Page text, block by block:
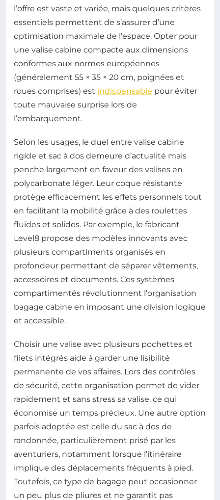
l’offre est vaste et variée, mais quelques critères
essentiels permettent de s’assurer d’une
optimisation maximale de l’espace. Opter pour
une valise cabine compacte aux dimensions
conformes aux normes européennes
(généralement 55 × 35 × 20 cm, poignées et
roues comprises) est indispensable pour éviter
toute mauvaise surprise lors de
l’embarquement.
Selon les usages, le duel entre valise cabine
rigide et sac à dos demeure d’actualité mais
penche largement en faveur des valises en
polycarbonate léger. Leur coque résistante
protège efficacement les effets personnels tout
en facilitant la mobilité grâce à des roulettes
fluides et solides. Par exemple, le fabricant
Level8 propose des modèles innovants avec
plusieurs compartiments organisés en
profondeur permettant de séparer vêtements,
accessoires et documents. Ces systèmes
compartimentés révolutionnent l’organisation
bagage cabine en imposant une division logique
et accessible.
Choisir une valise avec plusieurs pochettes et
filets intégrés aide à garder une lisibilité
permanente de vos affaires. Lors des contrôles
de sécurité, cette organisation permet de vider
rapidement et sans stress sa valise, ce qui
économise un temps précieux. Une autre option
parfois adoptée est celle du sac à dos de
randonnée, particulièrement prisé par les
aventuriers, notamment lorsque l’itinéraire
implique des déplacements fréquents à pied.
Toutefois, ce type de bagage peut occasionner
un peu plus de pliures et ne garantit pas